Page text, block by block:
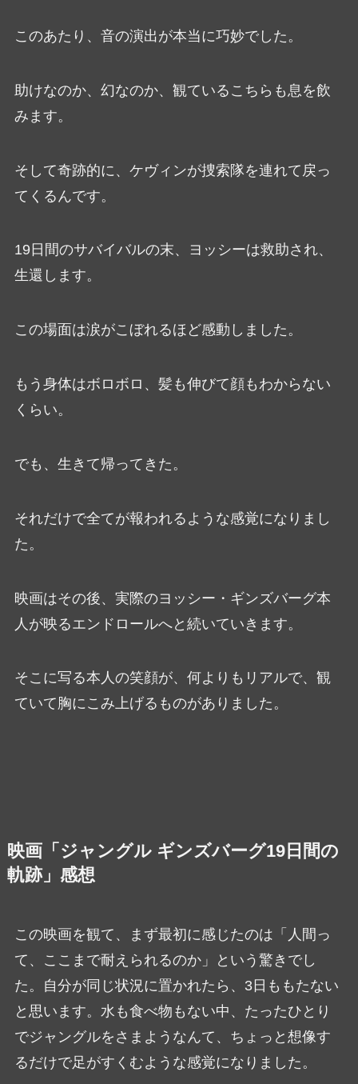
このあたり、音の演出が本当に巧妙でした。
助けなのか、幻なのか、観ているこちらも息を飲
みます。
そして奇跡的に、ケヴィンが捜索隊を連れて戻っ
てくるんです。
19日間のサバイバルの末、ヨッシーは救助され、
生還します。
この場面は涙がこぼれるほど感動しました。
もう身体はボロボロ、髪も伸びて顔もわからない
くらい。
でも、生きて帰ってきた。
それだけで全てが報われるような感覚になりまし
た。
映画はその後、実際のヨッシー・ギンズバーグ本
人が映るエンドロールへと続いていきます。
そこに写る本人の笑顔が、何よりもリアルで、観
ていて胸にこみ上げるものがありました。
映画「ジャングル ギンズバーグ19日間の
軌跡」感想
この映画を観て、まず最初に感じたのは「人間っ
て、ここまで耐えられるのか」という驚きでし
た。自分が同じ状況に置かれたら、3日ももたない
と思います。水も食べ物もない中、たったひとり
でジャングルをさまようなんて、ちょっと想像す
るだけで足がすくむような感覚になりました。